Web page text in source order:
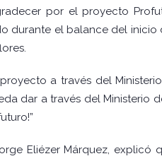
por el proyecto
durante el balance del
a través del
dar a través del Ministerio
Eliézer Márquez,